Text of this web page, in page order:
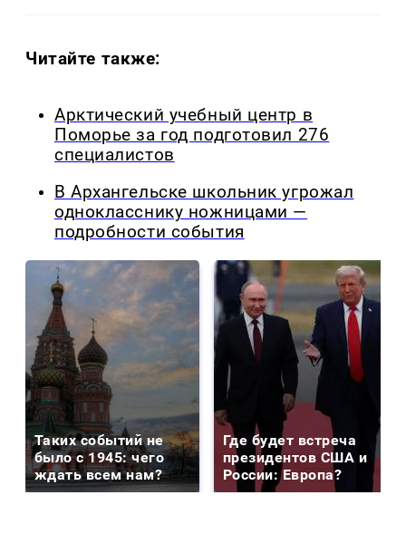
Читайте также:
Арктический учебный центр в
Поморье за год подготовил 276
специалистов
В Архангельске школьник угрожал
однокласснику ножницами —
подробности события
Таких событий не
было с 1945: чего
ждать всем нам?
Где будет встреча
президентов США и
России: Европа?